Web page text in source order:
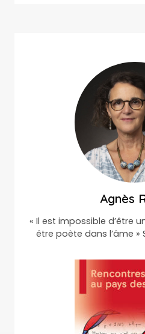
Agnès
« Il est impossible d’être
être poète dans l’âme »